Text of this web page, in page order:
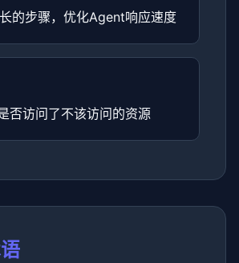
的步骤，优化Agent响应速度
否访问了不该访问的资源